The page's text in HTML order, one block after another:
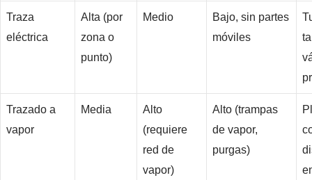
Traza
eléctrica
Alta (por
zona o
punto)
Medio
Bajo, sin partes
móviles
Trazado a
vapor
Media
Alto
(requiere
red de
vapor)
Alto (trampas
de vapor,
purgas)